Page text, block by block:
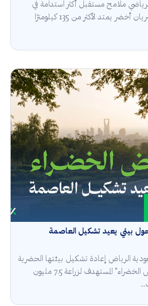
ملامح مستقبل أكثر استدامة في
مدينة الرياض، عبر شريان أخضر يمتد لأكثر من 135 كيلومترًا
بيئي يعيد تشكيل العاصمة
الرياض إعادة تشكيل بيئتها الحضرية
ضمن مشروع "الرياض الخضراء" المستهدف لزراعة 7.5 مليون